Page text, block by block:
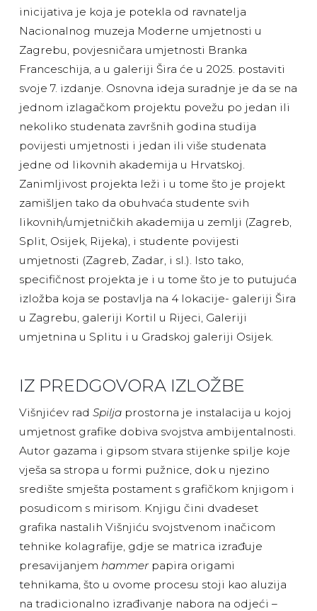
inicijativa je koja je potekla od ravnatelja
Nacionalnog muzeja Moderne umjetnosti u
Zagrebu, povjesničara umjetnosti Branka
Franceschija, a u galeriji Šira će u 2025. postaviti
svoje 7. izdanje. Osnovna ideja suradnje je da se na
jednom izlagačkom projektu povežu po jedan ili
nekoliko studenata završnih godina studija
povijesti umjetnosti i jedan ili više studenata
jedne od likovnih akademija u Hrvatskoj.
Zanimljivost projekta leži i u tome što je projekt
zamišljen tako da obuhvaća studente svih
likovnih/umjetničkih akademija u zemlji (Zagreb,
Split, Osijek, Rijeka), i studente povijesti
umjetnosti (Zagreb, Zadar, i sl.). Isto tako,
specifičnost projekta je i u tome što je to putujuća
izložba koja se postavlja na 4 lokacije- galeriji Šira
u Zagrebu, galeriji Kortil u Rijeci, Galeriji
umjetnina u Splitu i u Gradskoj galeriji Osijek.
IZ PREDGOVORA IZLOŽBE
Višnjićev rad Spiljaprostorna je instalacija u kojoj
umjetnost grafike dobiva svojstva ambijentalnosti.
Autor gazama i gipsom stvara stijenke spilje koje
vješa sa stropa u formi pužnice, dok u njezino
središte smješta postament s grafičkom knjigom i
posudicom s mirisom. Knjigu čini dvadeset
grafika nastalih Višnjiću svojstvenom inačicom
tehnike kolagrafije, gdje se matrica izrađuje
presavijanjem hammerpapira origami
tehnikama, što u ovome procesu stoji kao aluzija
na tradicionalno izrađivanje nabora na odjeći –